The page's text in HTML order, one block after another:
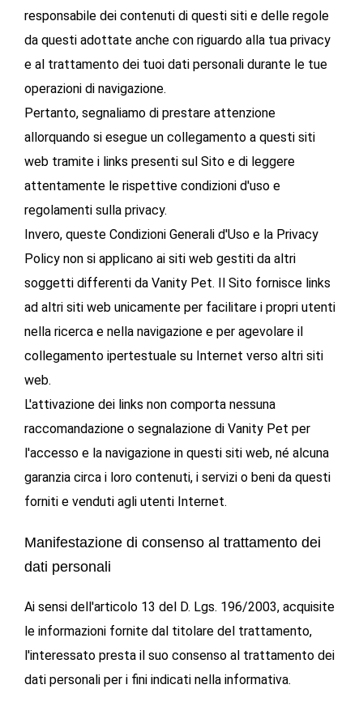
responsabile dei contenuti di questi siti e delle regole
da questi adottate anche con riguardo alla tua privacy
e al trattamento dei tuoi dati personali durante le tue
operazioni di navigazione.
Pertanto, segnaliamo di prestare attenzione
allorquando si esegue un collegamento a questi siti
web tramite i links presenti sul Sito e di leggere
attentamente le rispettive condizioni d'uso e
regolamenti sulla privacy.
Invero, queste Condizioni Generali d'Uso e la Privacy
Policy non si applicano ai siti web gestiti da altri
soggetti differenti da Vanity Pet. Il Sito fornisce links
ad altri siti web unicamente per facilitare i propri utenti
nella ricerca e nella navigazione e per agevolare il
collegamento ipertestuale su Internet verso altri siti
web.
L'attivazione dei links non comporta nessuna
raccomandazione o segnalazione di Vanity Pet per
l'accesso e la navigazione in questi siti web, né alcuna
garanzia circa i loro contenuti, i servizi o beni da questi
forniti e venduti agli utenti Internet.
Manifestazione di consenso al trattamento dei
dati personali
Ai sensi dell'articolo 13 del D. Lgs. 196/2003, acquisite
le informazioni fornite dal titolare del trattamento,
l'interessato presta il suo consenso al trattamento dei
dati personali per i fini indicati nella informativa.